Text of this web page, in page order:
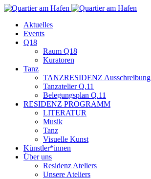
Aktuelles
Events
Q18
Raum Q18
Kuratoren
Tanz
TANZRESIDENZ Ausschreibung
Tanzatelier Q.11
Belegungsplan Q.11
RESIDENZ PROGRAMM
LITERATUR
Musik
Tanz
Visuelle Kunst
Künstler*innen
Über uns
Residenz Ateliers
Unsere Ateliers